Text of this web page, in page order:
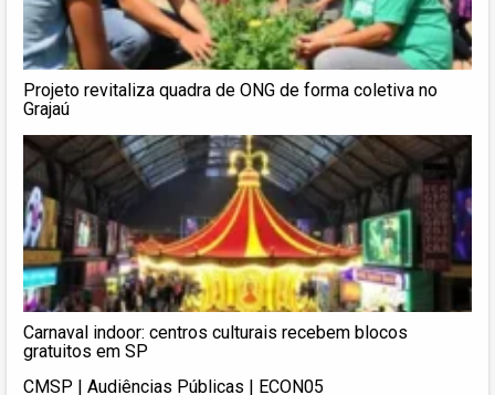
Projeto revitaliza quadra de ONG de forma coletiva no
Grajaú
Carnaval indoor: centros culturais recebem blocos
gratuitos em SP
CMSP | Audiências Públicas | ECON05